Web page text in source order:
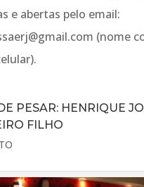
e abertas pelo email:
(nome
PESAR: HENRIQUE
FILHO